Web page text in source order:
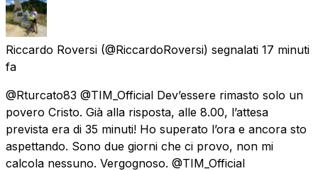
Riccardo Roversi (@RiccardoRoversi) segnalati 17 minuti
fa
@Rturcato83 @TIM_Official Dev’essere rimasto solo un
povero Cristo. Già alla risposta, alle 8.00, l’attesa
prevista era di 35 minuti! Ho superato l’ora e ancora sto
aspettando. Sono due giorni che ci provo, non mi
calcola nessuno. Vergognoso. @TIM_Official